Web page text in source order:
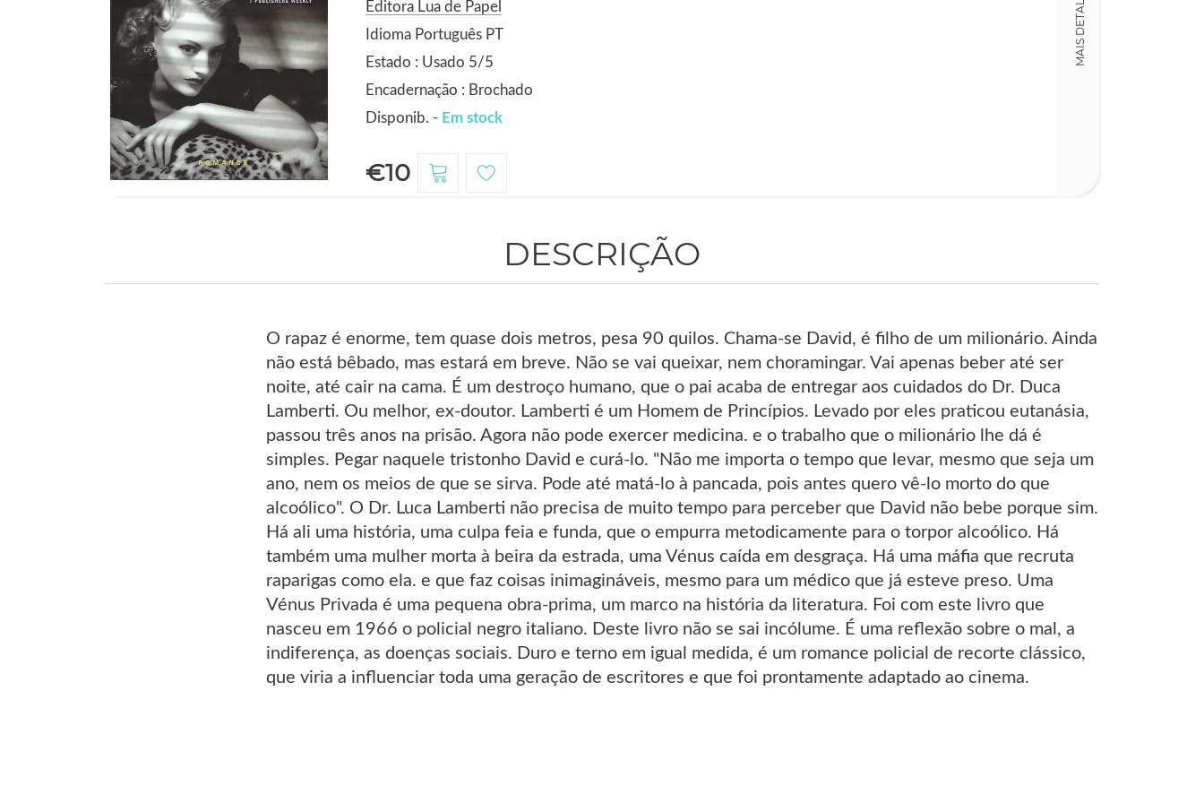
Editora Lua de Papel
Idioma Português PT
Estado : Usado 5/5
Encadernação : Brochado
Disponib. - Em stock
€10
MAIS DETALHES
DESCRIÇÃO
O rapaz é enorme, tem quase dois metros, pesa 90 quilos. Chama-se David, é filho de um milionário. Ainda
não está bêbado, mas estará em breve. Não se vai queixar, nem choramingar. Vai apenas beber até ser
noite, até cair na cama. É um destroço humano, que o pai acaba de entregar aos cuidados do Dr. Duca
Lamberti. Ou melhor, ex-doutor. Lamberti é um Homem de Princípios. Levado por eles praticou eutanásia,
passou três anos na prisão. Agora não pode exercer medicina. e o trabalho que o milionário lhe dá é
simples. Pegar naquele tristonho David e curá-lo. "Não me importa o tempo que levar, mesmo que seja um
ano, nem os meios de que se sirva. Pode até matá-lo à pancada, pois antes quero vê-lo morto do que
alcoólico". O Dr. Luca Lamberti não precisa de muito tempo para perceber que David não bebe porque sim.
Há ali uma história, uma culpa feia e funda, que o empurra metodicamente para o torpor alcoólico. Há
também uma mulher morta à beira da estrada, uma Vénus caída em desgraça. Há uma máfia que recruta
raparigas como ela. e que faz coisas inimagináveis, mesmo para um médico que já esteve preso. Uma
Vénus Privada é uma pequena obra-prima, um marco na história da literatura. Foi com este livro que
nasceu em 1966 o policial negro italiano. Deste livro não se sai incólume. É uma reflexão sobre o mal, a
indiferença, as doenças sociais. Duro e terno em igual medida, é um romance policial de recorte clássico,
que viria a influenciar toda uma geração de escritores e que foi prontamente adaptado ao cinema.